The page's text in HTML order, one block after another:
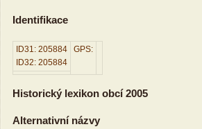
Identifikace
ID31: 205884
ID32: 205884
GPS:
Historický lexikon obcí 2005
Alternativní názvy